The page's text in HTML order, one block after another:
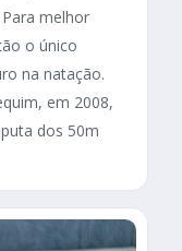
melhor
o único
na natação.
em 2008,
dos 50m